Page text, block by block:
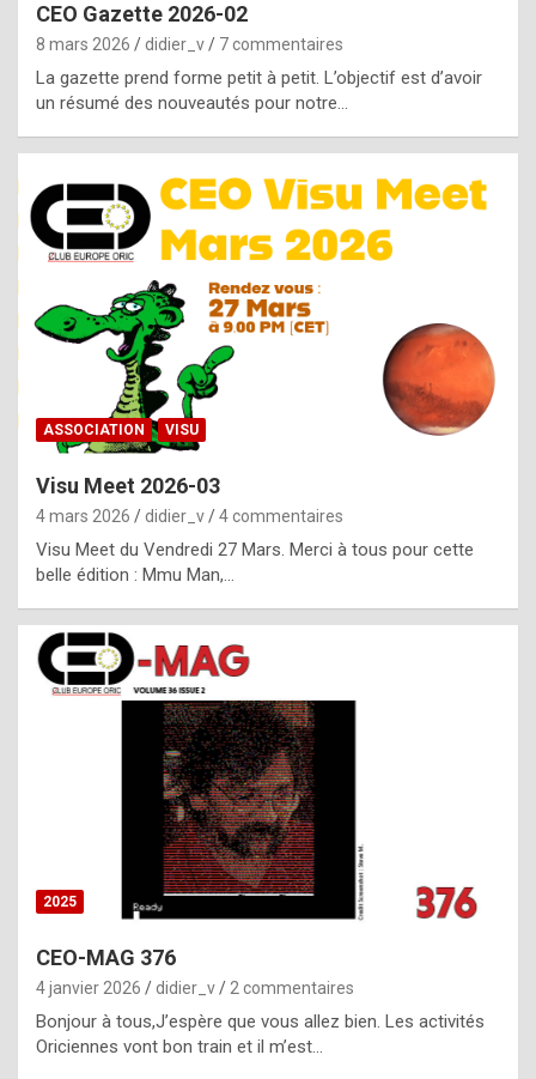
g
e
n
u
i
n
e
R
o
p
l
c
h
i
s
t
o
r
p
e
c
CEO Gazette 2026-02
8 mars 2026 didier_v 7 commentaires
La gazette prend forme petit à petit. L’objectif est d’avoir
un résumé des nouveautés pour notre…
ASSOCIATION VISU
Visu Meet 2026-03
4 mars 2026 didier_v 4 commentaires
Visu Meet du Vendredi 27 Mars. Merci à tous pour cette
belle édition : Mmu Man,…
2025
CEO-MAG 376
4 janvier 2026 didier_v 2 commentaires
Bonjour à tous,J’espère que vous allez bien. Les activités
Oriciennes vont bon train et il m’est…